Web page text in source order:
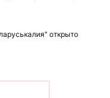
открыто